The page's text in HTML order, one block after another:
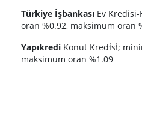
Türkiye İşbankası Ev
oran %0.92, maksimum oran
Yapıkredi Konut Kredi̇si̇;
maksimum oran %1.09